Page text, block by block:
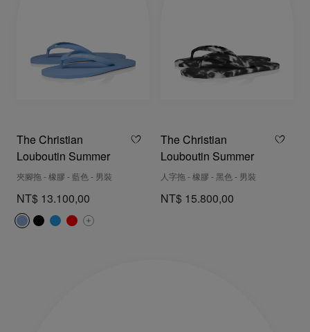
The Christian
Louboutin Summer
夾腳拖 - 橡膠 - 藍色 - 男裝
NT$ 13.100,00
The Christian
Louboutin Summer
人字拖 - 橡膠 - 黑色 - 男裝
NT$ 15.800,00